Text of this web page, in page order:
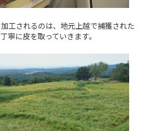
工されるのは、地元上越で捕獲された
寧に皮を取っていきます。